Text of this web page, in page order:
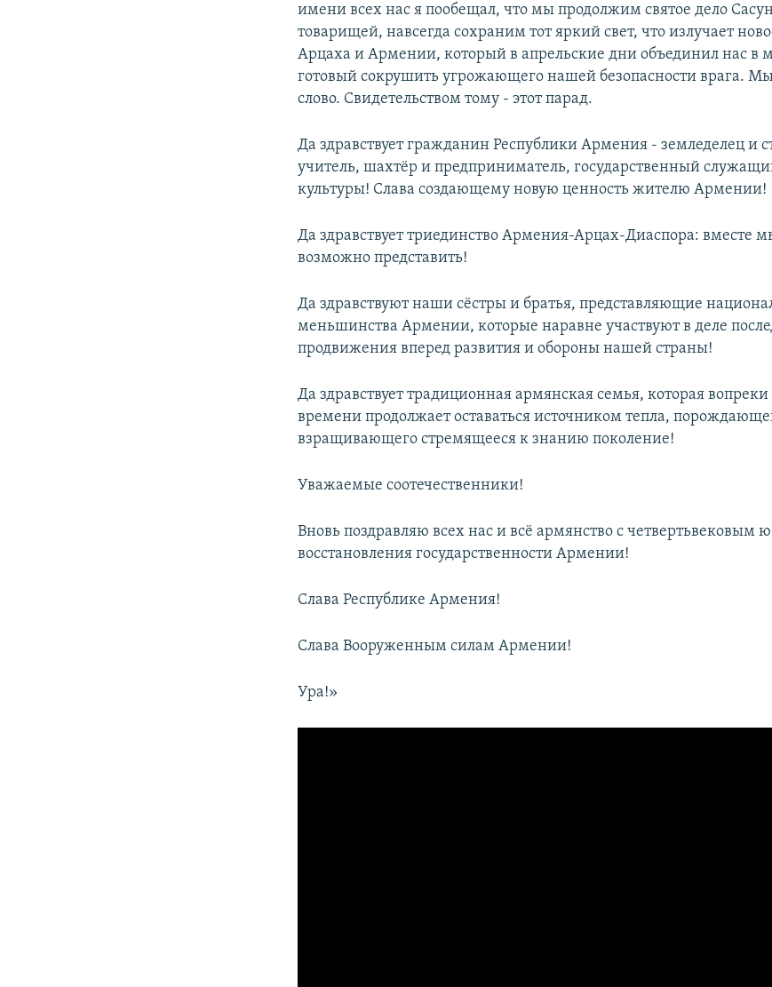
имени всех нас я пообещал, что мы продолжим святое дело
товарищей, навсегда сохраним тот яркий свет, что излучает
Арцаха и Армении, который в апрельские дни объединил нас в
готовый сокрушить угрожающего нашей безопасности врага.
слово. Свидетельством тому - этот парад.
Да здравствует гражданин Республики Армения - земледелец и
учитель, шахтёр и предприниматель, государственный
культуры! Слава создающему новую ценность жителю Армении!
Да здравствует триединство Армения-Арцах-Диаспора: вместе
возможно представить!
Да здравствуют наши сёстры и братья, представляющие
меньшинства Армении, которые наравне участвуют в деле
продвижения вперед развития и обороны нашей страны!
Да здравствует традиционная армянская семья, которая
времени продолжает оставаться источником тепла,
взращивающего стремящееся к знанию поколение!
Уважаемые соотечественники!
Вновь поздравляю всех нас и всё армянство с четвертьвековым
восстановления государственности Армении!
Слава Республике Армения!
Слава Вооруженным силам Армении!
Ура!»